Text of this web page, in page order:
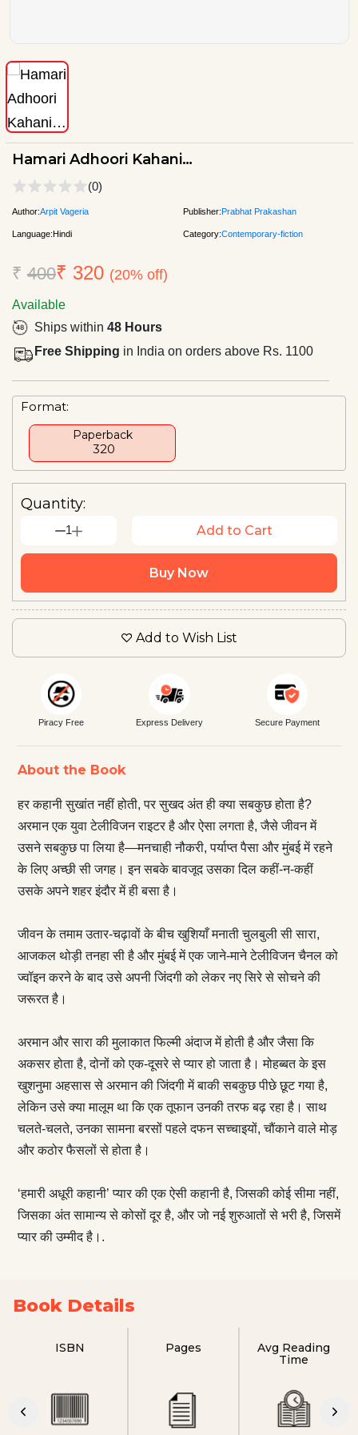
Hamari Adhoori Kahani…
(0)
Author:Arpit Vageria Publisher:Prabhat Prakashan
Language:Hindi Category:Contemporary-fiction
₹ 400₹ 320 (20% off)
Available
Ships within 48 Hours
Free Shipping in India on orders above Rs. 1100
Format:
Paperback
₹ 320
Quantity:
1 Add to Cart
Buy Now
Add to Wish List
Piracy Free Express Delivery Secure Payment
About the Book
हर कहानी सुखांत नहीं होती, पर सुखद अंत ही क्या सबकुछ होता है?
अरमान एक युवा टेलीविजन राइटर है और ऐसा लगता है, जैसे जीवन में
उसने सबकुछ पा लिया है—मनचाही नौकरी, पर्याप्त पैसा और मुंबई में रहने
के लिए अच्छी सी जगह। इन सबके बावजूद उसका दिल कहीं-न-कहीं
उसके अपने शहर इंदौर में ही बसा है।
जीवन के तमाम उतार-चढ़ावों के बीच खुशियाँ मनाती चुलबुली सी सारा,
आजकल थोड़ी तनहा सी है और मुंबई में एक जाने-माने टेलीविजन चैनल को
ज्वॉइन करने के बाद उसे अपनी जिंदगी को लेकर नए सिरे से सोचने की
जरूरत है।
अरमान और सारा की मुलाकात फिल्मी अंदाज में होती है और जैसा कि
अकसर होता है, दोनों को एक-दूसरे से प्यार हो जाता है। मोहब्बत के इस
खुशनुमा अहसास से अरमान की जिंदगी में बाकी सबकुछ पीछे छूट गया है,
लेकिन उसे क्या मालूम था कि एक तूफान उनकी तरफ बढ़ रहा है। साथ
चलते-चलते, उनका सामना बरसों पहले दफन सच्चाइयों, चौंकाने वाले मोड़
और कठोर फैसलों से होता है।
‘हमारी अधूरी कहानी’ प्यार की एक ऐसी कहानी है, जिसकी कोई सीमा नहीं,
जिसका अंत सामान्य से कोसों दूर है, और जो नई शुरुआतों से भरी है, जिसमें
प्यार की उम्मीद है।.
Book Details
ISBN Pages
Avg Reading
Time